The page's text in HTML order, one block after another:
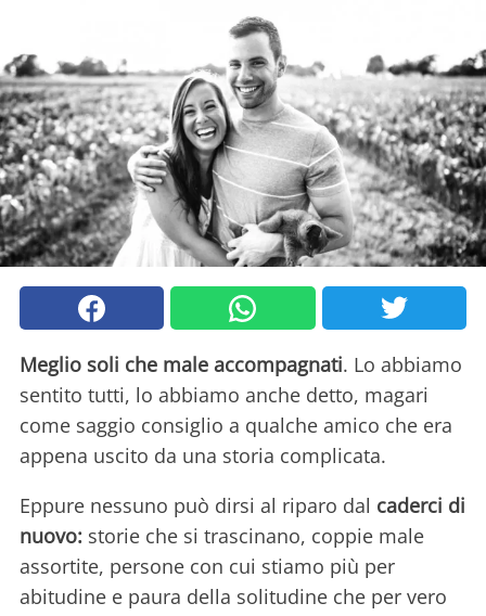
Meglio soli che male accompagnati. Lo abbiamo
sentito tutti, lo abbiamo anche detto, magari
come saggio consiglio a qualche amico che era
appena uscito da una storia complicata.
Eppure nessuno può dirsi al riparo dal caderci di
nuovo: storie che si trascinano, coppie male
assortite, persone con cui stiamo più per
abitudine e paura della solitudine che per vero